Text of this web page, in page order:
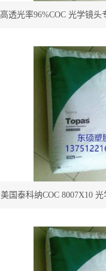
高透光率96%COC 光学镜头
美国泰科纳COC 8007X10